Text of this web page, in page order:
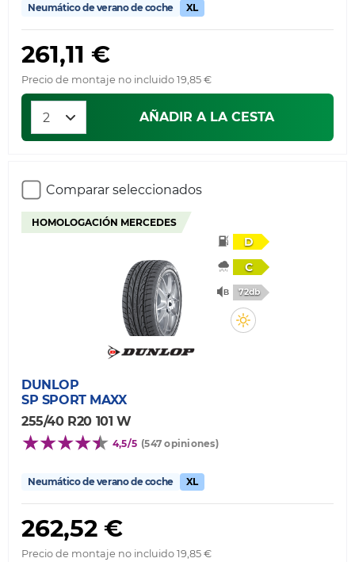
Neumático de verano de coche XL
261,11 €
Precio de montaje no incluido 19,85 €
AÑADIR A LA CESTA
Comparar seleccionados
HOMOLOGACIÓN MERCEDES
D
C
72db
DUNLOP
SP SPORT MAXX
255/40 R20 101 W
4,5/5 (547 opiniones)
Neumático de verano de coche XL
262,52 €
Precio de montaje no incluido 19,85 €